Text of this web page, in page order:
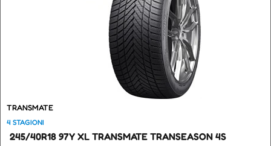
TRANSMATE
4 STAGIONI
245/40R18 97Y XL TRANSMATE TRANSEASON 4S